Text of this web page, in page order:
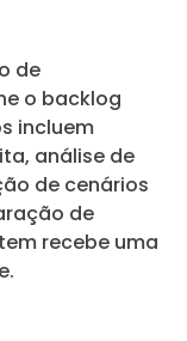
de
o backlog
incluem
análise de
de cenários
de
recebe uma